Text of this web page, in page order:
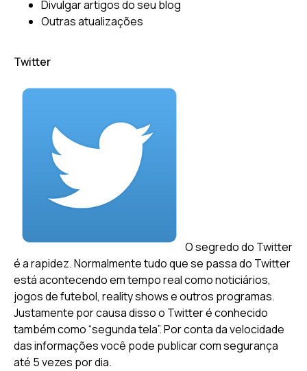
Divulgar artigos do seu blog
Outras atualizações
Twitter
O segredo do Twitter
é a rapidez. Normalmente tudo que se passa do Twitter
está acontecendo em tempo real como noticiários,
jogos de futebol, reality shows e outros programas.
Justamente por causa disso o Twitter é conhecido
também como “segunda tela”. Por conta da velocidade
das informações você pode publicar com segurança
até 5 vezes por dia.